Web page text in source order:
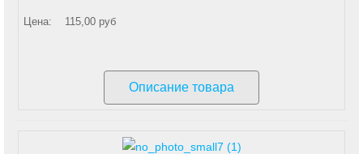
Цена: 115,00 руб
Описание товара